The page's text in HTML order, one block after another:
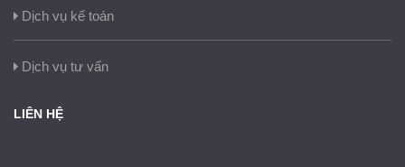
Dịch vụ kế toán
Dịch vụ tư vấn
LIÊN HỆ